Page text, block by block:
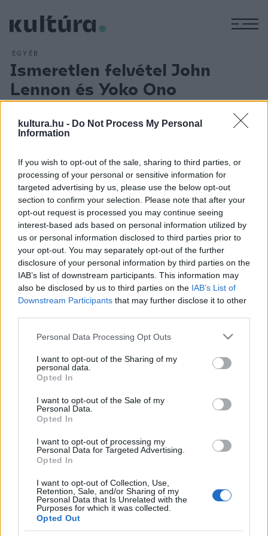
kultura.hu - Do Not Process My Personal
Information
If you wish to opt-out of the sale, sharing to third parties, or
processing of your personal or sensitive information for
targeted advertising by us, please use the below opt-out
section to confirm your selection. Please note that after your
opt-out request is processed you may continue seeing
interest-based ads based on personal information utilized by
us or personal information disclosed to third parties prior to
your opt-out. You may separately opt-out of the further
disclosure of your personal information by third parties on the
IAB’s list of downstream participants. This information may
also be disclosed by us to third parties on the IAB’s List of
Downstream Participants that may further disclose it to other
Please note that this website/app uses one or more Google
not limited to your visit or usage behaviour. You may click to
grant or deny consent to Google and its third-party tags to
use your data for below specified purposes in below Google
consent section.
Personal Data Processing Opt Outs
I want to opt-out of the Sharing of my
personal data.
Opted In
I want to opt-out of the Sale of my
Personal Data.
Opted In
I want to opt-out of processing my
Personal Data for Targeted Advertising.
Opted In
I want to opt-out of Collection, Use,
Retention, Sale, and/or Sharing of my
Personal Data that Is Unrelated with the
Purposes for which it was collected.
Opted Out
EGYÉB
Ismeretlen felvétel John
Lennon és Yoko Ono
amszterdami nászútjáról
ARCHÍV2019. ÁPRILIS 2.
Egy rég feledésbe merült, félórás felvétel került elő John
1969-es mézesheteket egy holland filmes csapat filmezte a
pár kérésére. A felvételt egyszer adták le, majd eltűnt és
feledésbe merült. A színes felvételen a pár hosszú, fehér
pizsamát viselve látható az ágyban különböző napokon. Az
egyik részben Lennon az ágyon ülve gitározik, egy másikban
épp esznek, egy harmadikban pedig hátulról látszanak, amint
alváshoz készülnek.
KÉPZŐMŰVÉSZET